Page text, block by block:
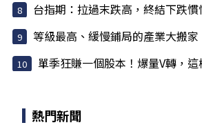
台指期：拉過末跌高，終結下跌慣
等級最高、緩慢鋪局的產業大搬家
單季狂賺一個股本！爆量V轉，
熱門新聞